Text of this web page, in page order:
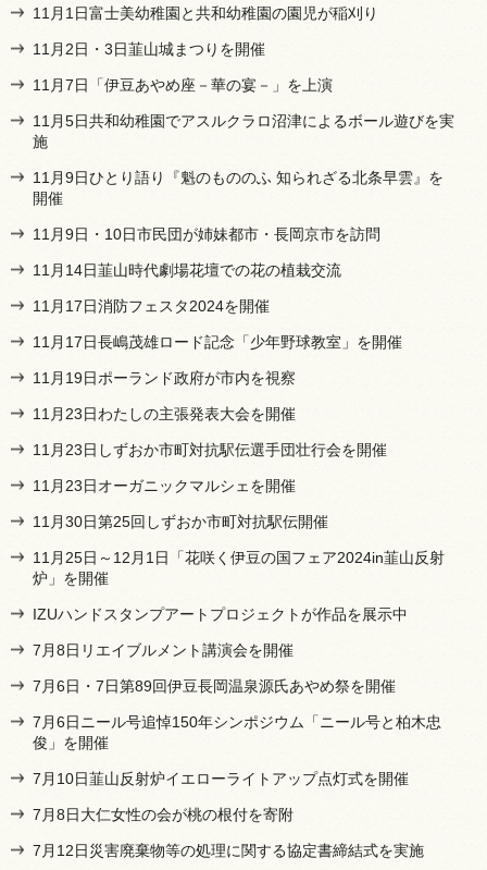
11月1日富士美幼稚園と共和幼稚園の園児が稲刈り
11月2日・3日韮山城まつりを開催
11月7日「伊豆あやめ座－華の宴－」を上演
11月5日共和幼稚園でアスルクラロ沼津によるボール遊びを実
施
11月9日ひとり語り『魁のもののふ 知られざる北条早雲』を
開催
11月9日・10日市民団が姉妹都市・長岡京市を訪問
11月14日韮山時代劇場花壇での花の植栽交流
11月17日消防フェスタ2024を開催
11月17日長嶋茂雄ロード記念「少年野球教室」を開催
11月19日ポーランド政府が市内を視察
11月23日わたしの主張発表大会を開催
11月23日しずおか市町対抗駅伝選手団壮行会を開催
11月23日オーガニックマルシェを開催
11月30日第25回しずおか市町対抗駅伝開催
11月25日～12月1日「花咲く伊豆の国フェア2024in韮山反射
炉」を開催
IZUハンドスタンプアートプロジェクトが作品を展示中
7月8日リエイブルメント講演会を開催
7月6日・7日第89回伊豆長岡温泉源氏あやめ祭を開催
7月6日ニール号追悼150年シンポジウム「ニール号と柏木忠
俊」を開催
7月10日韮山反射炉イエローライトアップ点灯式を開催
7月8日大仁女性の会が桃の根付を寄附
7月12日災害廃棄物等の処理に関する協定書締結式を実施